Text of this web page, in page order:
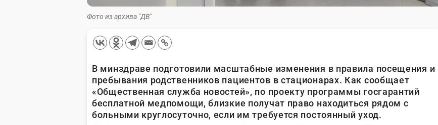
Фото из архива "ДВ"
В минздраве подготовили масштабные изменения в правила посещения и
пребывания родственников пациентов в стационарах. Как сообщает
«Общественная служба новостей», по проекту программы госгарантий
бесплатной медпомощи, близкие получат право находиться рядом с
больными круглосуточно, если им требуется постоянный уход.